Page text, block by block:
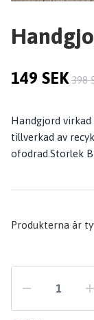
149 SEK 398
Handgjord virkad
tillverkad av
ofodrad.Storlek
Produkterna är